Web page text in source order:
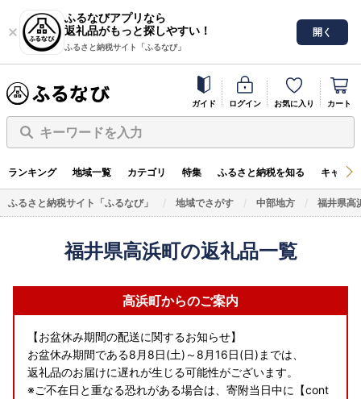
ふるなびアプリなら
返礼品がもっと探しやすい！
ふるさと納税サイト「ふるなび」
開く
ガイド ログイン お気に入り カート
キーワードを入力
ランキング 地域一覧 カテゴリ 特集 ふるさと納税を知る キャン
ふるさと納税サイト「ふるなび」 地域でさがす 中部地方 福井県高
福井県高浜町の返礼品一覧
高浜町からのご案内
【お盆休み期間の配送に関するお知らせ】
お盆休み期間である8月8日(土)～8月16日(日)までは、
返礼品のお届けに遅れが生じる可能性がございます。
※ご不在日と重なる恐れがある場合は、寄附当日中に【cont